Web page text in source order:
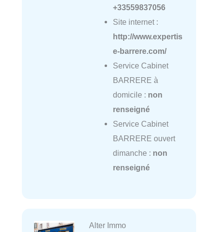
+33559837056
Site internet :
http://www.expertis
e-barrere.com/
Service Cabinet
BARRERE à
domicile : non
renseigné
Service Cabinet
BARRERE ouvert
dimanche : non
renseigné
Alter Immo